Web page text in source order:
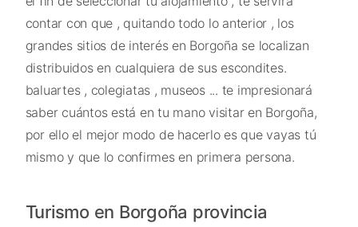
contar con que , quitando todo lo anterior , los
grandes sitios de interés en Borgoña se localizan
distribuidos en cualquiera de sus escondites.
baluartes , colegiatas , museos ... te impresionará
saber cuántos está en tu mano visitar en Borgoña,
por ello el mejor modo de hacerlo es que vayas tú
mismo y que lo confirmes en primera persona.
Turismo en Borgoña provincia